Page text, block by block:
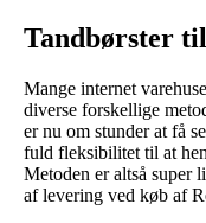
Tandbørster
Mange internet
diverse forskellige
er nu om stunder at få
fuld fleksibilitet til at
Metoden er altså super
af levering ved køb af